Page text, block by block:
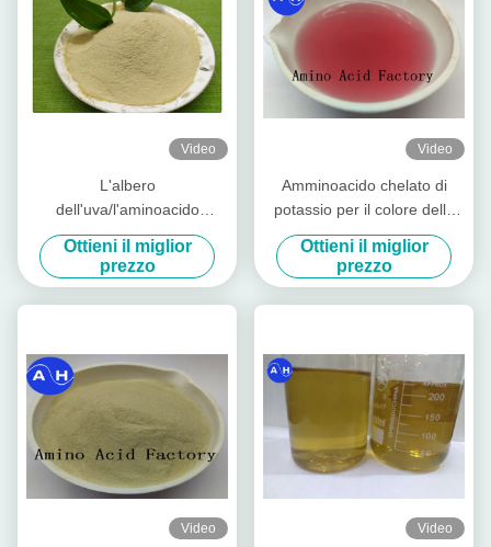
Video
L'albero
dell'uva/l'aminoacido
organico del fertilizzante
albero da frutto ha chelatato
i minerali
Ottieni il miglior
prezzo
Video
Amminoacido chelato di
potassio per il colore della
frutta che promuove lo
sviluppo del colore rosso
Ottieni il miglior
prezzo
Video Video